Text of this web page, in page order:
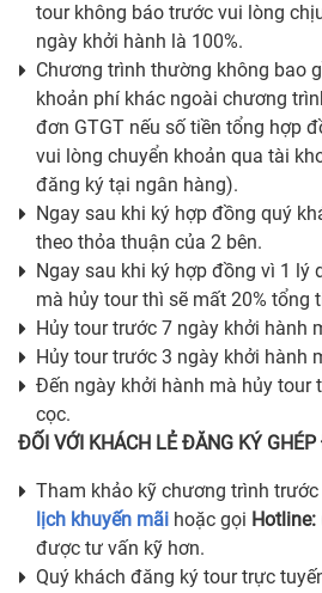
tour không báo trước vui lòng
ngày khởi hành là 100%.
Chương trình thường không bao
khoản phí khác ngoài chương
đơn GTGT nếu số tiền tổng hợp
vui lòng chuyển khoản qua tài
đăng ký tại ngân hàng).
Ngay sau khi ký hợp đồng quý
theo thỏa thuận của 2 bên.
Ngay sau khi ký hợp đồng vì 1 lý
mà hủy tour thì sẽ mất 20% tổng
Hủy tour trước 7 ngày khởi hành
Hủy tour trước 3 ngày khởi hành
Đến ngày khởi hành mà hủy tour
cọc.
ĐỐI VỚI KHÁCH LẺ ĐĂNG KÝ GHÉP
Tham khảo kỹ chương trình
lịch khuyến mãi hoặc gọi
được tư vấn kỹ hơn.
Quý khách đăng ký tour trực